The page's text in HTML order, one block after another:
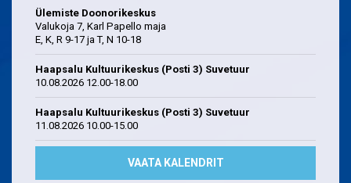
Ülemiste Doonorikeskus
Valukoja 7, Karl Papello maja
E, K, R 9-17 ja T, N 10-18
Haapsalu Kultuurikeskus (Posti 3) Suvetuur
10.08.2026 12.00-18.00
Haapsalu Kultuurikeskus (Posti 3) Suvetuur
11.08.2026 10.00-15.00
VAATA KALENDRIT